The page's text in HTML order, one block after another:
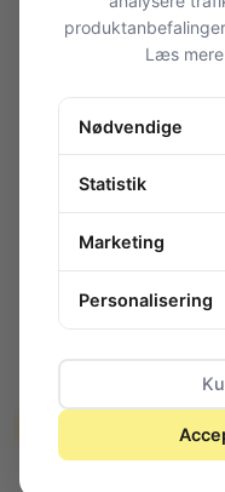
Alle produkter
Spiralflex /
Spiral Wrapping
Spiral
104-847 / KS-15
Læs
Nødvendige
Statistik
Marketing
Personalisering